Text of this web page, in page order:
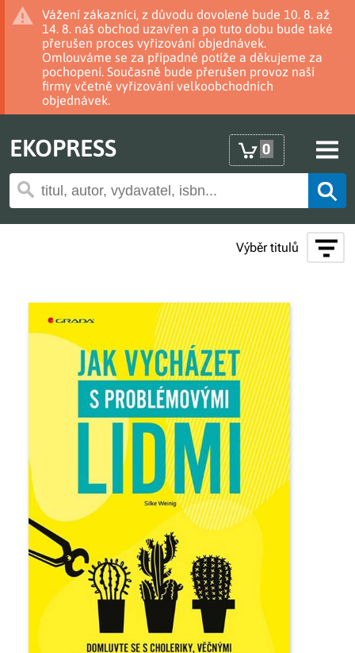
Vážení zákazníci, z důvodu dovolené bude 10. 8. až
14. 8. náš obchod uzavřen a po tuto dobu bude také
přerušen proces vyřizování objednávek.
Omlouváme se za případné potíže a děkujeme za
pochopení. Současně bude přerušen provoz naší
firmy včetně vyřizování velkoobchodních
objednávek.
EKOPRESS 0
Výběr titulů